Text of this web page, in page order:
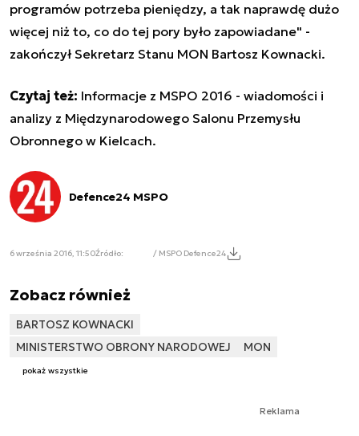
programów potrzeba pieniędzy, a tak naprawdę dużo
więcej niż to, co do tej pory było zapowiadane" -
zakończył Sekretarz Stanu MON Bartosz Kownacki.
Czytaj też: Informacje z MSPO 2016 - wiadomości i
analizy z Międzynarodowego Salonu Przemysłu
Obronnego w Kielcach.
Defence24 MSPO
6 września 2016, 11:50Źródło: / MSPO Defence24
Zobacz również
BARTOSZ KOWNACKI
MINISTERSTWO OBRONY NARODOWEJ
MON
pokaż wszystkie
Reklama